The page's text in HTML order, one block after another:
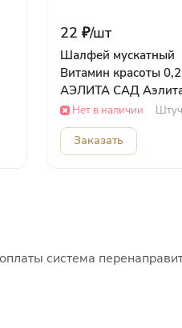
22 ₽/шт
Шалфей мускатный
Витамин красоты
АЭЛИТА САД
ОВОЩИ
Нет в наличии
Заказать
система